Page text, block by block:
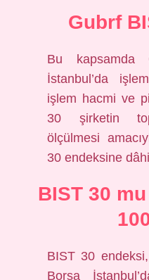
Gubrf
Bu kapsamda
İstanbul’da
işlem hacmi ve
30 şirketin
ölçülmesi
30 endeksine
BIST 30
BIST 30
Borsa